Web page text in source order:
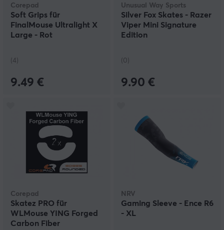
Corepad
Soft Grips für
FinalMouse Ultralight X
Large - Rot
(4)
9.49 €
Unusual Way Sports
Silver Fox Skates - Razer
Viper Mini Signature
Edition
(0)
9.90 €
Corepad
Skatez PRO für
WLMouse YING Forged
Carbon Fiber
NRV
Gaming Sleeve - Ence R6
- XL